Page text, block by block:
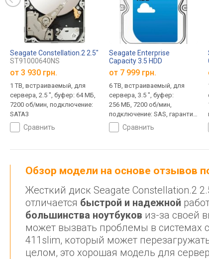
Seagate Constellation.2 2.5"
ST91000640NS
от 3 930 грн.
1 TB, встраиваемый, для
сервера, 2.5 ", буфер: 64 МБ,
7200 об/мин, подключение:
SATA3
сравнить
Seagate Enterprise
Capacity 3.5 HDD
ST6000NM0095
от 7 999 грн.
6 TB, встраиваемый, для
сервера, 3.5 ", буфер:
256 МБ, 7200 об/мин,
подключение: SAS, гарантия
5 лет сравнить
Обзор модели на основе отзывов
Жесткий диск Seagate Constellation.2
отличается быстрой и надежной
большинства ноутбуков из-за своей
может вызвать проблемы в системах
411slim, который может
целом, это хорошая модель для